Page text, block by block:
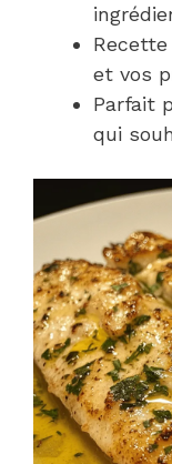
et vos
Parfait
qui